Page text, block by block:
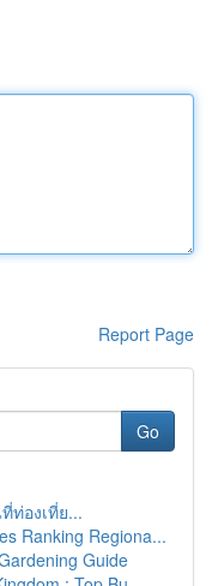
Report Page
Go
ท่องเที่ย...
Ranking Regiona...
Guide